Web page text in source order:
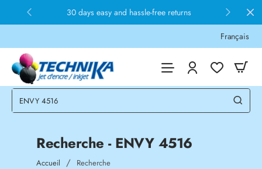
30 days easy and hassle-free returns
Français
Recherche - ENVY 4516
Accueil homeRecherche